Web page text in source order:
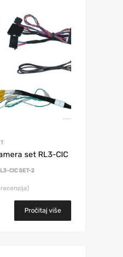
set RL3-CIC
CIC SET-2
Pročitaj više